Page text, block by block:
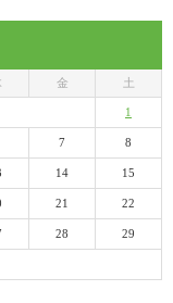
金 土
1
7 8
14 15
21 22
28 29